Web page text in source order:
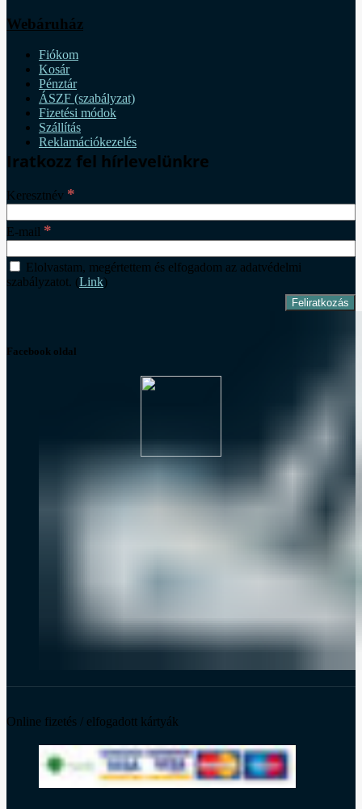
Webáruház
Fiókom
Kosár
Pénztár
ÁSZF (szabályzat)
Fizetési módok
Szállítás
Reklamációkezelés
Iratkozz fel hírlevelünkre
Keresztnév *
E-mail *
Elolvastam, megértettem és elfogadom az adatvédelmi
szabályzatot. (Link)
Facebook oldal
Online fizetés / elfogadott kártyák